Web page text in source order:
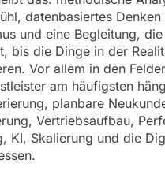
datenbasiertes Denken
und eine Begleitung,
bis die Dinge in der
Vor allem in den
am häufigsten
planbare
Vertriebsaufbau,
KI, Skalierung und die